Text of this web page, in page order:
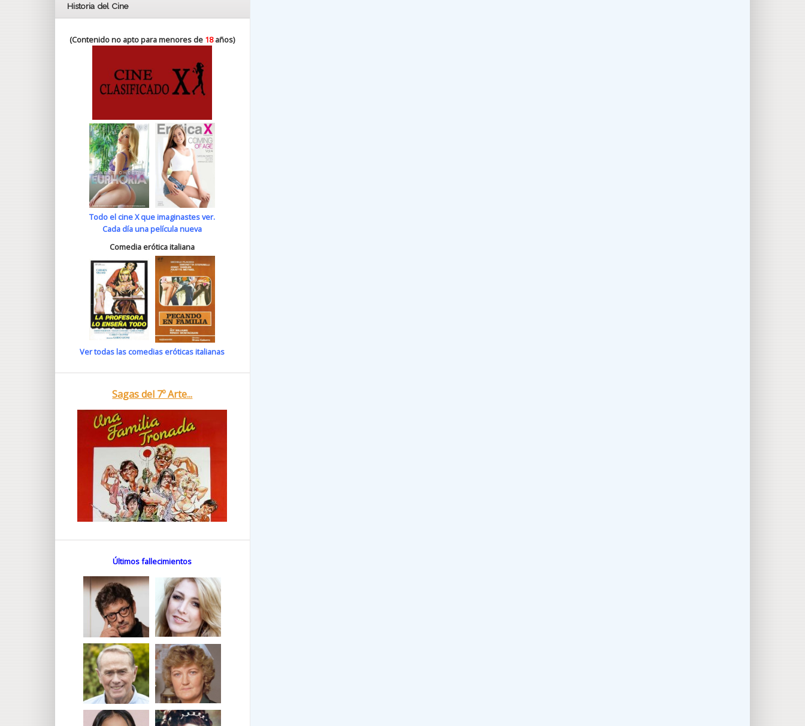
Historia del Cine
(Contenido no apto para menores de 18años)
Todo el cine X que imaginastes ver.
Cada día una película nueva
Comedia erótica italiana
Ver todas las comedias eróticas italianas
Sagas del 7º Arte...
Últimos fallecimientos